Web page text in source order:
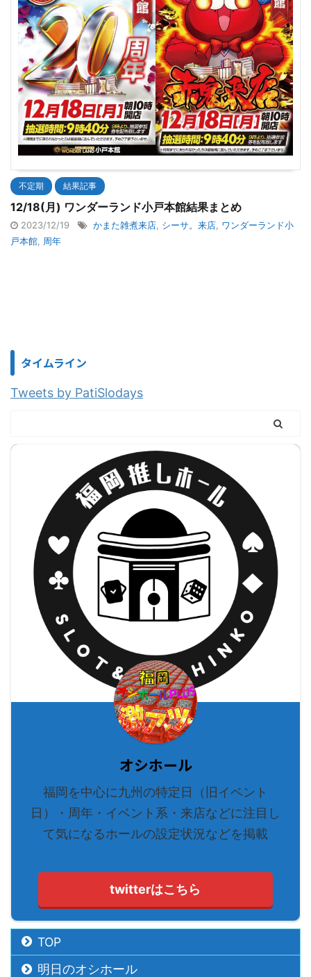
不定期 結果記事
12/18(月) ワンダーランド小戸本館結果まとめ
2023/12/19 かまた雑煮来店 シーサ。来店 ワンダーランド小
戸本館 周年
タイムライン
Tweets by PatiSlodays
オシホール
福岡を中心に九州の特定日（旧イベント
日）・周年・イベント系・来店などに注目し
て気になるホールの設定状況などを掲載
twitterはこちら
TOP
明日のオシホール